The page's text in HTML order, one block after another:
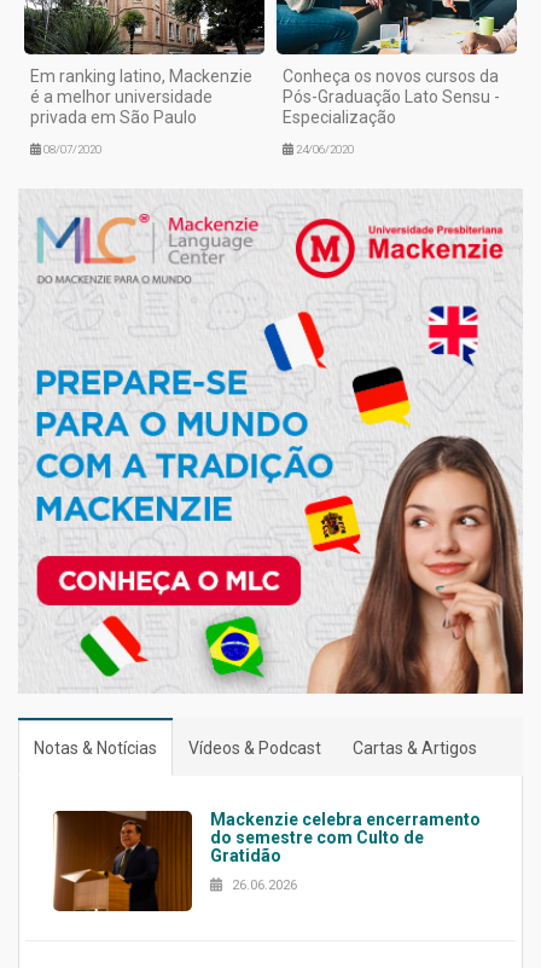
Em ranking latino, Mackenzie
é a melhor universidade
privada em São Paulo
08/07/2020
Conheça os novos cursos da
Pós-Graduação Lato Sensu -
Especialização
24/06/2020
Notas & Notícias Vídeos & Podcast Cartas & Artigos
Mackenzie celebra encerramento
do semestre com Culto de
Gratidão
26.06.2026